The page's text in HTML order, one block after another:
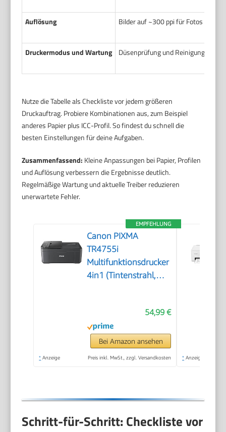
Auflösung Bilder auf ~300 ppi für Fotos
Druckermodus und Wartung Düsenprüfung und Reinigung
Nutze die Tabelle als Checkliste vor jedem größeren
Druckauftrag. Probiere Kombinationen aus, zum Beispiel
anderes Papier plus ICC-Profil. So findest du schnell die
besten Einstellungen für deine Aufgaben.
Zusammenfassend: Kleine Anpassungen bei Papier, Profilen
und Auflösung verbessern die Ergebnisse deutlich.
Regelmäßige Wartung und aktuelle Treiber reduzieren
unerwartete Fehler.
EMPFEHLUNG
Canon PIXMA
TR4755i
Multifunktionsdrucker
4in1 (Tintenstrahl,
WLAN, Apple AirPrint,
20 Blatt ADF,
Duplexdruck,
kompatibel mit Pixma
54,99 €
Bei Amazon ansehen
* Anzeige Preis inkl. MwSt., zzgl. Versandkosten * Anzeige
Schritt-für-Schritt: Checkliste vor